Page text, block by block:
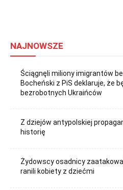
NAJNOWSZE
Ściągnęli miliony imigrantów
Bocheński z PiS deklaruje, że
bezrobotnych Ukraińców
Z dziejów antypolskiej
historię
Żydowscy osadnicy
ranili kobiety z dziećmi